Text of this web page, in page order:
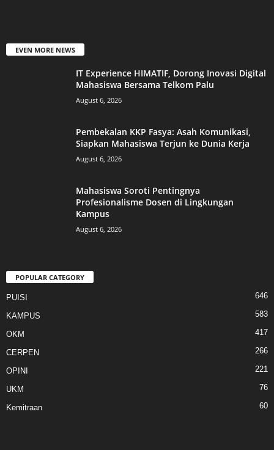
EVEN MORE NEWS
IT Experience HIMATIF, Dorong Inovasi Digital
Mahasiswa Bersama Telkom Palu
August 6, 2026
Pembekalan KKP Fasya: Asah Komunikasi,
Siapkan Mahasiswa Terjun ke Dunia Kerja
August 6, 2026
Mahasiswa Soroti Pentingnya
Profesionalisme Dosen di Lingkungan
Kampus
August 6, 2026
POPULAR CATEGORY
PUISI 646
KAMPUS 583
OKM 417
CERPEN 266
OPINI 221
UKM 76
Kemitraan 60